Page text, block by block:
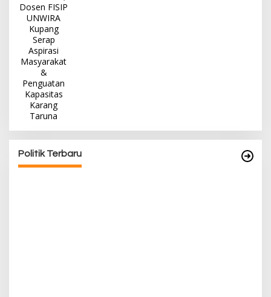
Politik Terbaru
Terima Bantuan Sembako dari Yayasan YNS
Di Berita, Berita Daerah, Ekonomi, Lainnya, Politik